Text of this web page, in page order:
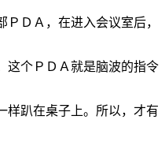
ＤＡ，在进入会议室后，
这个ＰＤＡ就是脑波的指令
趴在桌子上。所以，才有